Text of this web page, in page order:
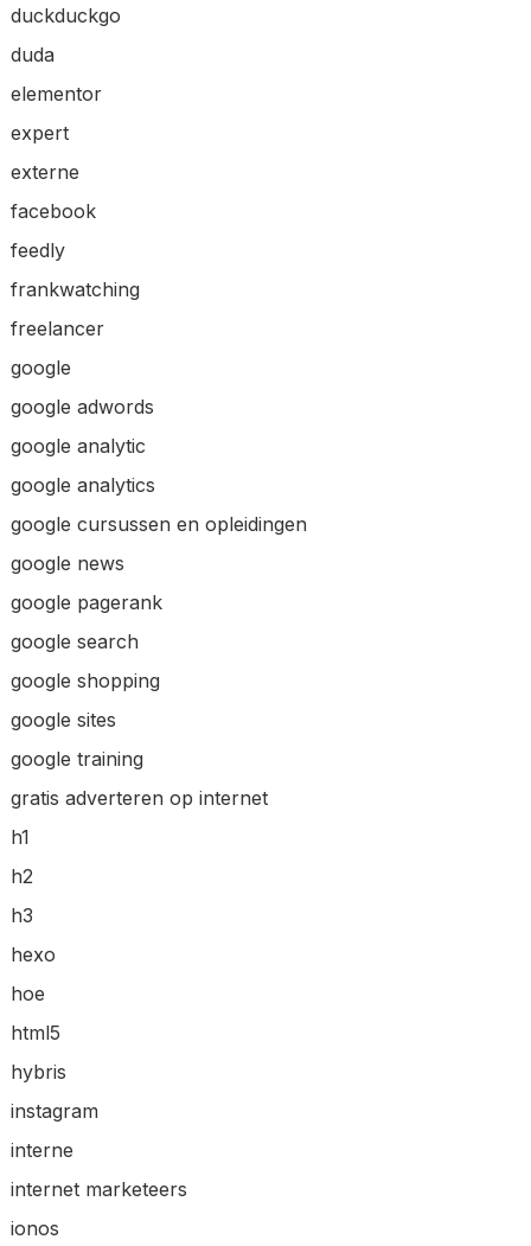
duckduckgo
duda
elementor
expert
externe
facebook
feedly
frankwatching
freelancer
google
google adwords
google analytic
google analytics
google cursussen en opleidingen
google news
google pagerank
google search
google shopping
google sites
google training
gratis adverteren op internet
h1
h2
h3
hexo
hoe
html5
hybris
instagram
interne
internet marketeers
ionos